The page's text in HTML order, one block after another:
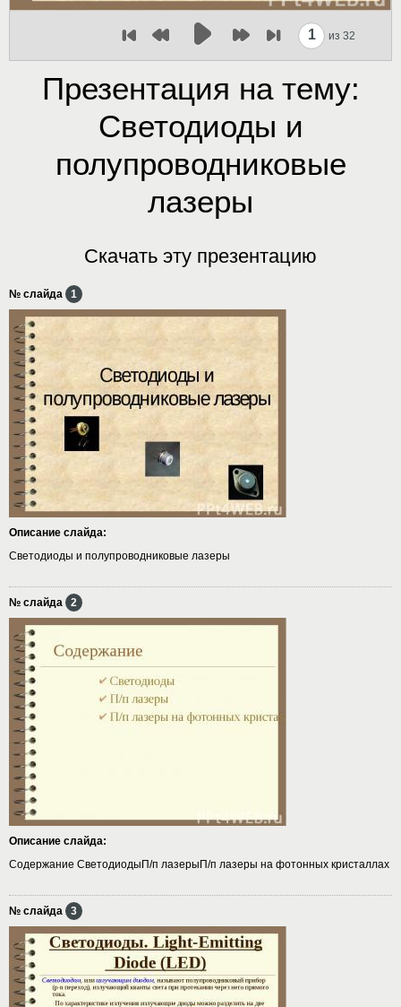
1 из 32
Презентация на тему:
Светодиоды и
полупроводниковые
лазеры
Скачать эту презентацию
№ слайда 1
Описание слайда:
Светодиоды и полупроводниковые лазеры
№ слайда 2
Описание слайда:
Содержание СветодиодыП/п лазерыП/п лазеры на фотонных кристаллах
№ слайда 3